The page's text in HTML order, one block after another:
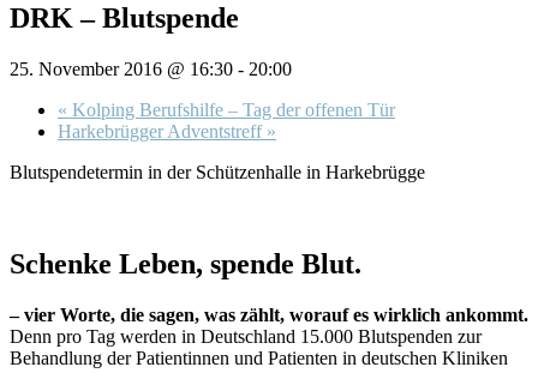
DRK – Blutspende
25. November 2016 @ 16:30 - 20:00
« Kolping Berufshilfe – Tag der offenen Tür
Harkebrügger Adventstreff »
Blutspendetermin in der Schützenhalle in Harkebrügge
Schenke Leben, spende Blut.
– vier Worte, die sagen, was zählt, worauf es wirklich ankommt.
Denn pro Tag werden in Deutschland 15.000 Blutspenden zur
Behandlung der Patientinnen und Patienten in deutschen Kliniken